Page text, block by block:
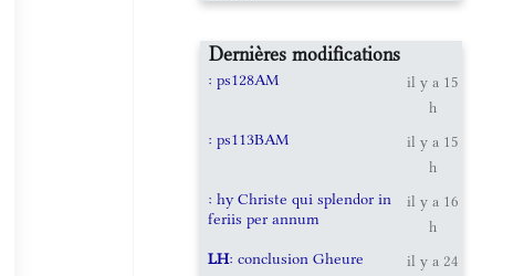
Dernières modifications
: ps128AM
il y a 15
h
: ps113BAM
il y a 15
h
: hy Christe qui splendor in
feriis per annum
il y a 16
h
LH: conclusion Gheure il y a 24